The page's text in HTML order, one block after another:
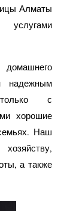
Алматы
домашнего
надежным
с
хорошие
Наш
а также